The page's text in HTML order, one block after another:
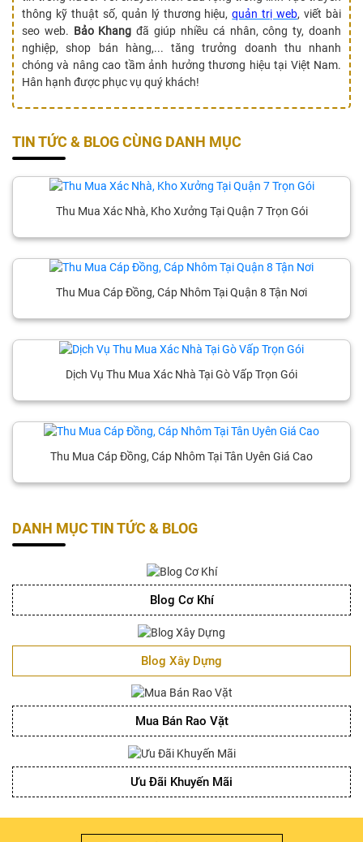
thông kỹ thuật số, quản lý thương hiệu,quản trị web, viết bài
seo web. Bảo Khang đã giúp nhiều cá nhân, công ty, doanh
nghiệp, shop bán hàng,... tăng trưởng doanh thu nhanh
chóng và nâng cao tầm ảnh hưởng thương hiệu tại Việt Nam.
Hân hạnh được phục vụ quý khách!
TIN TỨC & BLOG CÙNG DANH MỤC
Thu Mua Xác Nhà, Kho Xưởng Tại Quận 7 Trọn Gói
Thu Mua Cáp Đồng, Cáp Nhôm Tại Quận 8 Tận Nơi
Dịch Vụ Thu Mua Xác Nhà Tại Gò Vấp Trọn Gói
Thu Mua Cáp Đồng, Cáp Nhôm Tại Tân Uyên Giá Cao
DANH MỤC TIN TỨC & BLOG
Blog Cơ Khí
Blog Xây Dựng
Mua Bán Rao Vặt
Ưu Đãi Khuyến Mãi